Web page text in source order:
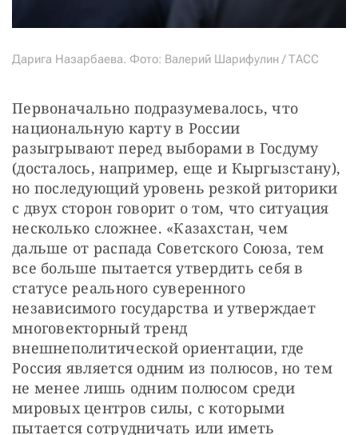
Дарига Назарбаева. Фото: Валерий Шарифулин / ТАСС
Первоначально подразумевалось, что
национальную карту в России
разыгрывают перед выборами в Госдуму
(досталось, например, еще и Кыргызстану),
но последующий уровень резкой риторики
с двух сторон говорит о том, что ситуация
несколько сложнее. «Казахстан, чем
дальше от распада Советского Союза, тем
все больше пытается утвердить себя в
статусе реального суверенного
независимого государства и утверждает
многовекторный тренд
внешнеполитической ориентации, где
Россия является одним из полюсов, но тем
не менее лишь одним полюсом среди
мировых центров силы, с которыми
пытается сотрудничать или иметь